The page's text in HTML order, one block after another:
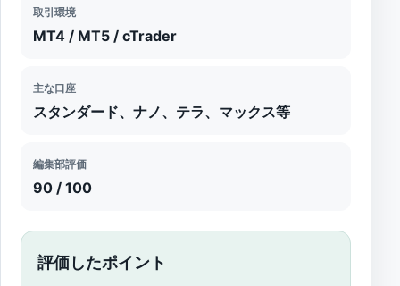
取引環境
MT4 / MT5 / cTrader
主な口座
スタンダード、ナノ、テラ、マックス等
編集部評価
90 / 100
評価したポイント